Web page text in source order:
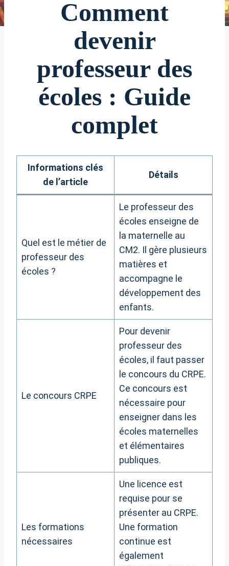
Comment
devenir
professeur des
écoles : Guide
complet
Informations clés
de l’article
Détails
Quel est le métier de
professeur des
écoles ?
Le professeur des
écoles enseigne de
la maternelle au
CM2. Il gère plusieurs
matières et
accompagne le
développement des
enfants.
Le concours CRPE
Pour devenir
professeur des
écoles, il faut passer
le concours du CRPE.
Ce concours est
nécessaire pour
enseigner dans les
écoles maternelles
et élémentaires
publiques.
Les formations
nécessaires
Une licence est
requise pour se
présenter au CRPE.
Une formation
continue est
également